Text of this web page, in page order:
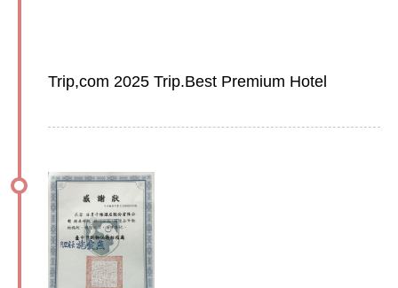
Trip,com 2025 Trip.Best Premium Hotel